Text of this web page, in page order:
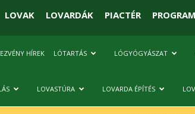
LOVAK LOVARDÁK PIACTÉR
HÍREK LÓTARTÁS LÓGYÓGYÁSZAT
LOVASTÚRA LOVARDA ÉPÍTÉS